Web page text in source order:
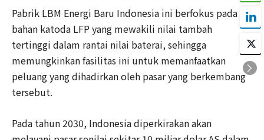
Pabrik LBM Energi Baru Indonesia ini berfokus pada
bahan katoda LFP yang mewakili nilai tambah
tertinggi dalam rantai nilai baterai, sehingga
memungkinkan fasilitas ini untuk memanfaatkan
peluang yang dihadirkan oleh pasar yang berkembang
tersebut.
Pada tahun 2030, Indonesia diperkirakan akan